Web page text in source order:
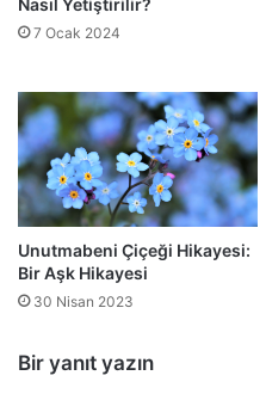
Nasıl Yetiştirilir?
7 Ocak 2024
Unutmabeni Çiçeği Hikayesi:
Bir Aşk Hikayesi
30 Nisan 2023
Bir yanıt yazın